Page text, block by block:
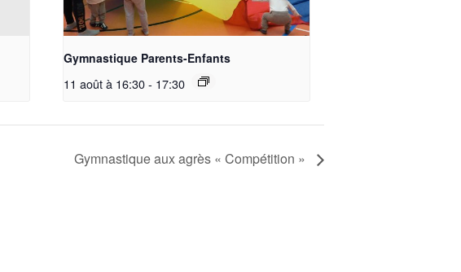
Gymnastique Parents-Enfants
11 août à 16:30- 17:30
Gymnastique aux agrès « Compétition »